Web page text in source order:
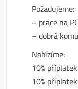
Požadujeme:
– práce na PC
– dobrá
Nabízíme:
10%
10%